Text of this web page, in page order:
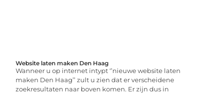
Website laten maken Den Haag
Wanneer u op internet intypt ‘’nieuwe website laten
maken Den Haag’’ zult u zien dat er verscheidene
zoekresultaten naar boven komen. Er zijn dus in